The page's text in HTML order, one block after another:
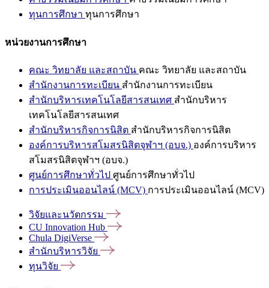
ทุนการศึกษา ทุนการศึกษา
หน่วยงานการศึกษา
คณะ วิทยาลัย และสถาบัน คณะ วิทยาลัย และสถาบัน
สำนักงานการทะเบียน สำนักงานการทะเบียน
สำนักบริหารเทคโนโลยีสารสนเทศ สำนักบริหาร
เทคโนโลยีสารสนเทศ
สำนักบริหารกิจการนิสิต สำนักบริหารกิจการนิสิต
องค์การบริหารสโมสรนิสิตจุฬาฯ (อบจ.) องค์การบริหาร
สโมสรนิสิตจุฬาฯ (อบจ.)
ศูนย์การศึกษาทั่วไป ศูนย์การศึกษาทั่วไป
การประเมินออนไลน์ (MCV) การประเมินออนไลน์ (MCV)
วิจัยและนวัตกรรม
CU Innovation Hub
Chula DigiVerse
สำนักบริหารวิจัย
ทุนวิจัย